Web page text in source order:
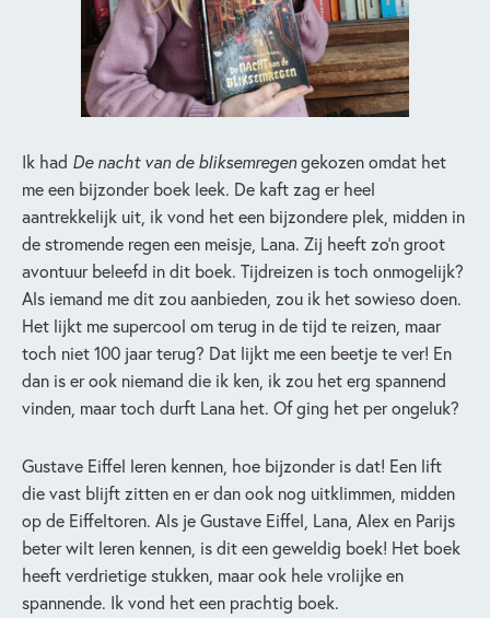
Ik had De nacht van de bliksemregengekozen omdat het
me een bijzonder boek leek. De kaft zag er heel
aantrekkelijk uit, ik vond het een bijzondere plek, midden in
de stromende regen een meisje, Lana. Zij heeft zo’n groot
avontuur beleefd in dit boek. Tijdreizen is toch onmogelijk?
Als iemand me dit zou aanbieden, zou ik het sowieso doen.
Het lijkt me supercool om terug in de tijd te reizen, maar
toch niet 100 jaar terug? Dat lijkt me een beetje te ver! En
dan is er ook niemand die ik ken, ik zou het erg spannend
vinden, maar toch durft Lana het. Of ging het per ongeluk?
Gustave Eiffel leren kennen, hoe bijzonder is dat! Een lift
die vast blijft zitten en er dan ook nog uitklimmen, midden
op de Eiffeltoren. Als je Gustave Eiffel, Lana, Alex en Parijs
beter wilt leren kennen, is dit een geweldig boek! Het boek
heeft verdrietige stukken, maar ook hele vrolijke en
spannende. Ik vond het een prachtig boek.